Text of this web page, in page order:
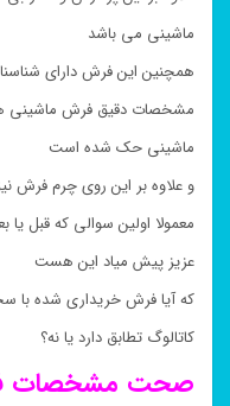
ماشینی می باشد
همچنین این فرش دارای
مشخصات دقیق فرش ماشینی
ماشینی حک شده است
و علاوه بر این روی چرم فرش
معمولا اولین سوالی که قبل
عزیز پیش میاد این هست
که آیا فرش خریداری شده با
کاتالوگ تطابق دارد یا نه؟
صحت مشخصات